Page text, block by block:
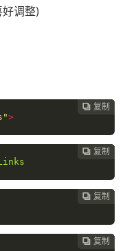
调整)
 复制
 复制
 复制
 复制
 复制
 复制
 复制
 复制
 复制
 复制
 复制
 复制
>
 复制
 复制
 复制
 复制
 复制
 复制
 复制
 复制
 复制
 复制
 复制
 复制
 复制
 复制
 复制
 复制
 复制
 复制
 复制
 复制
 复制
 复制
 复制
 复制
 复制
 复制
 复制
 复制
 复制
 复制